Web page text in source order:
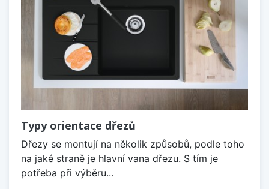
Typy orientace dřezů
Dřezy se montují na několik způsobů, podle toho
na jaké straně je hlavní vana dřezu. S tím je
potřeba při výběru...